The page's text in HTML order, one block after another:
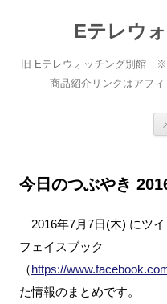
Eテレウ
旧 Eテレウォッチング別館
商品紹介リンクはアフ
今日のつぶやき
2016年7月7日(木) にツイ
フェイスブック
（https://
た情報のまとめです。